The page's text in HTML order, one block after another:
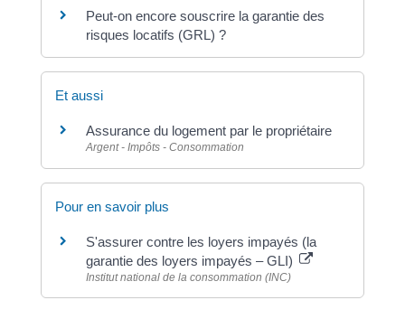
Peut-on encore souscrire la garantie des
risques locatifs (GRL) ?
Et aussi
Assurance du logement par le propriétaire
Argent - Impôts - Consommation
Pour en savoir plus
S'assurer contre les loyers impayés (la
garantie des loyers impayés – GLI)
Institut national de la consommation (INC)